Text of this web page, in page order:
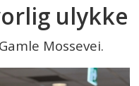
ulykke
Mossevei.